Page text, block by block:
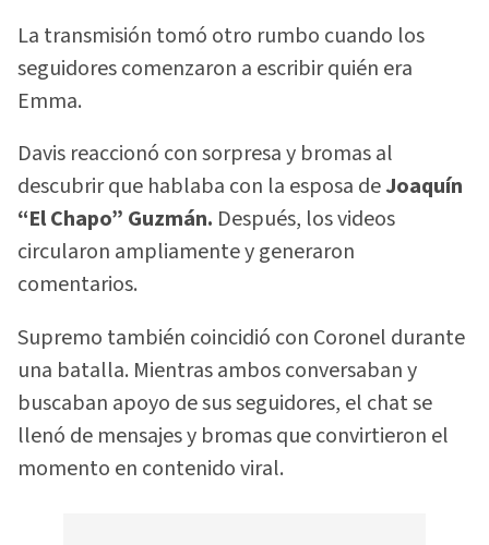
La transmisión tomó otro rumbo cuando los
seguidores comenzaron a escribir quién era
Emma.
Davis reaccionó con sorpresa y bromas al
descubrir que hablaba con la esposa deJoaquín
“El Chapo” Guzmán. Después, los videos
circularon ampliamente y generaron
comentarios.
Supremo también coincidió con Coronel durante
una batalla. Mientras ambos conversaban y
buscaban apoyo de sus seguidores, el chat se
llenó de mensajes y bromas que convirtieron el
momento en contenido viral.